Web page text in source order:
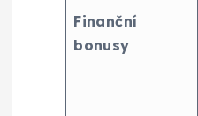
Finanční
bonusy